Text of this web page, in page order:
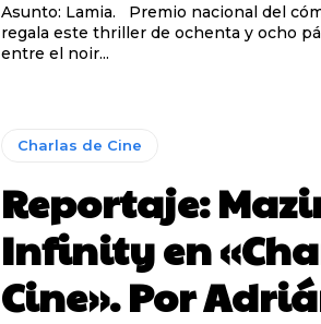
Asunto: Lamia. Premio nacional del cómic 2017, Rayco Pulido nos
regala este thriller de ochenta y ocho
entre el noir...
Charlas de Cine
Reportaje:
Infinity en
Cine». Por